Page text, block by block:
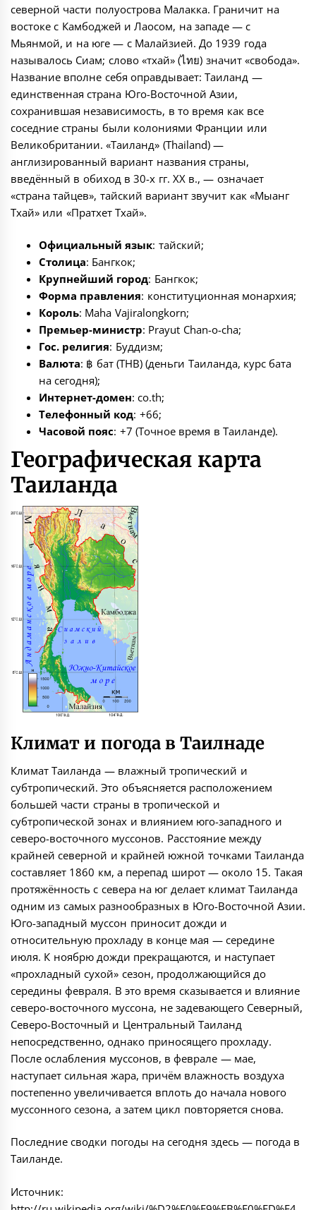
северной части полуострова Малакка. Граничит на
востоке с Камбоджей и Лаосом, на западе — с
Мьянмой, и на юге — с Малайзией. До 1939 года
называлось Сиам; слово «тхай» (ไทย) значит «свобода».
Название вполне себя оправдывает: Таиланд —
единственная страна Юго-Восточной Азии,
сохранившая независимость, в то время как все
соседние страны были колониями Франции или
Великобритании. «Таиланд» (Thailand) —
англизированный вариант названия страны,
введённый в обиход в 30-х гг. XX в., — означает
«страна тайцев», тайский вариант звучит как «Мыанг
Тхай» или «Пратхет Тхай».
Официальный язык: тайский;
Столица: Бангкок;
Крупнейший город: Бангкок;
Форма правления: конституционная монархия;
Король: Maha Vajiralongkorn;
Премьер-министр: Prayut Chan-o-cha;
Гос. религия: Буддизм;
Валюта: ฿ бат (THB) (деньги Таиланда, курс бата
на сегодня);
Интернет-домен: co.th;
Телефонный код: +66;
Часовой пояс: +7 (Точное время в Таиланде).
Географическая карта
Таиланда
Климат и погода в Таилнаде
Климат Таиланда — влажный тропический и
субтропический. Это объясняется расположением
большей части страны в тропической и
субтропической зонах и влиянием юго-западного и
северо-восточного муссонов. Расстояние между
крайней северной и крайней южной точками Таиланда
составляет 1860 км, а перепад широт — около 15. Такая
протяжённость с севера на юг делает климат Таиланда
одним из самых разнообразных в Юго-Восточной Азии.
Юго-западный муссон приносит дожди и
относительную прохладу в конце мая — середине
июля. К ноябрю дожди прекращаются, и наступает
«прохладный сухой» сезон, продолжающийся до
середины февраля. В это время сказывается и влияние
северо-восточного муссона, не задевающего Северный,
Северо-Восточный и Центральный Таиланд
непосредственно, однако приносящего прохладу.
После ослабления муссонов, в феврале — мае,
наступает сильная жара, причём влажность воздуха
постепенно увеличивается вплоть до начала нового
муссонного сезона, а затем цикл повторяется снова.
Последние сводки погоды на сегодня здесь — погода в
Таиланде.
Источник: